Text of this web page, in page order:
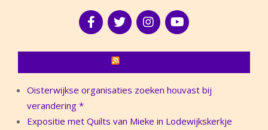
Oisterwijkse organisaties zoeken houvast bij
verandering *
Expositie met Quilts van Mieke in Lodewijkskerkje